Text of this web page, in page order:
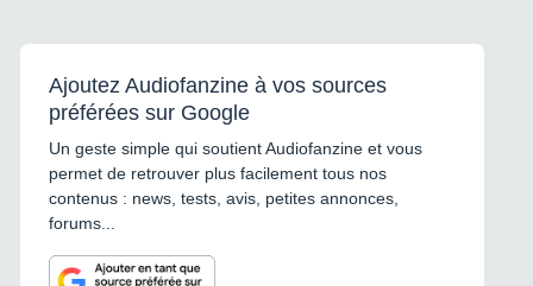
Ajoutez Audiofanzine à vos sources
préférées sur Google
Un geste simple qui soutient Audiofanzine et vous
permet de retrouver plus facilement tous nos
contenus : news, tests, avis, petites annonces,
forums...